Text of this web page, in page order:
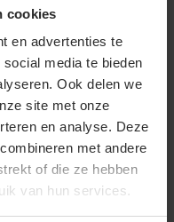
cookies
en advertenties te
media te bieden
Ook delen we
site met onze
en analyse. Deze
met andere
of die ze hebben
van hun services.